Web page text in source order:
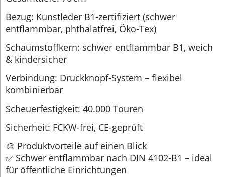
Bezug: Kunstleder B1-zertifiziert (schwer
entflammbar, phthalatfrei, Öko-Tex)
Schaumstoffkern: schwer entflammbar B1, weich
& kindersicher
Verbindung: Druckknopf-System – flexibel
kombinierbar
Scheuerfestigkeit: 40.000 Touren
Sicherheit: FCKW-frei, CE-geprüft
🎨 Produktvorteile auf einen Blick
✅ Schwer entflammbar nach DIN 4102-B1 – ideal
für öffentliche Einrichtungen